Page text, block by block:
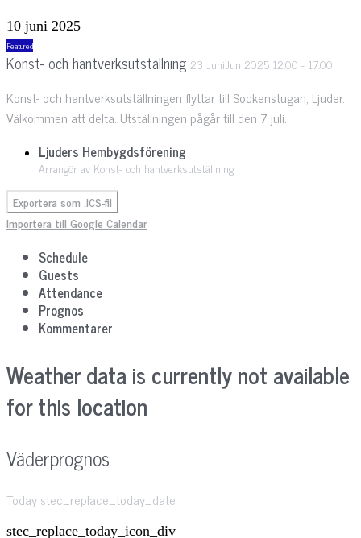
10 juni 2025
Featured
Konst- och hantverksutställning 23 JuniJun 2025 12:00 - 17:00
Konst- och hantverksutställningen flyttar till Sockenstugan, Ljuder.
Välkommen att delta. Utställningen pågår till den 7 juli.
Ljuders Hembygdsförening
Arrangör av Konst- och hantverksutställning
Exportera som .ICS-fil
Importera till Google Calendar
Schedule
Guests
Attendance
Prognos
Kommentarer
Weather data is currently not available
for this location
Väderprognos
Today stec_replace_today_date
stec_replace_today_icon_div